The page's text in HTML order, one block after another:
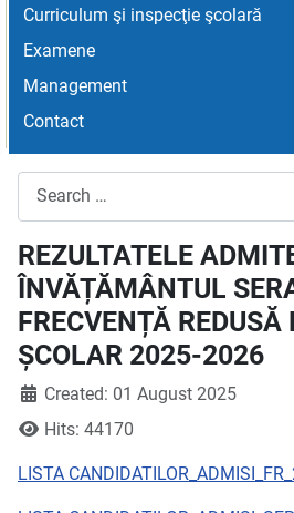
Curriculum şi inspecţie şcolară
Examene
Management
Contact
REZULTATELE
ÎNVĂȚĂMÂNTUL
FRECVENȚĂ
ȘCOLAR 2025-2026
Created: 01 August 2025
Hits: 44170
LISTA